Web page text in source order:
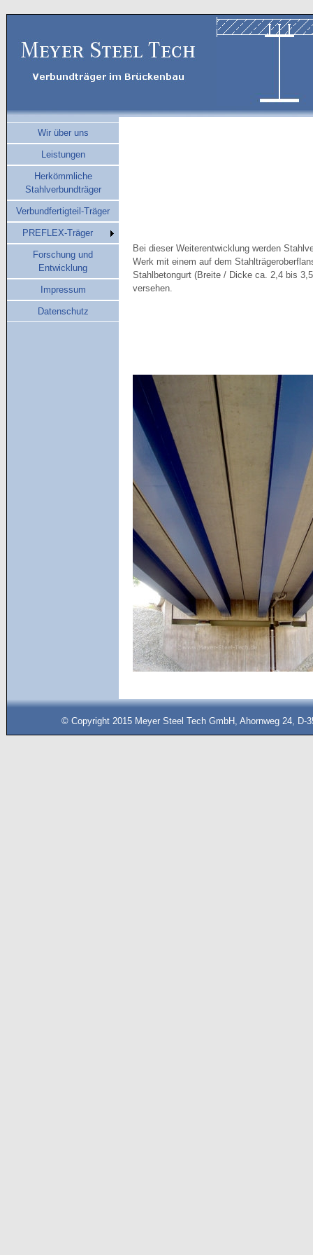
Wir über uns
Leistungen
Herkömmliche
Stahlverbundträger
Verbundfertigteil-Träger
PREFLEX-Träger
Forschung und
Entwicklung
Impressum
Datenschutz
Bei dieser Weiterentwicklung werden
Werk mit einem auf dem
Stahlbetongurt (Breite / Dicke ca. 2,4 bis
versehen.
© Copyright 2015 Meyer Steel Tech GmbH, Ahornweg 24, D-